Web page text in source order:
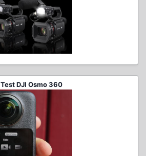
Test DJI Osmo 360